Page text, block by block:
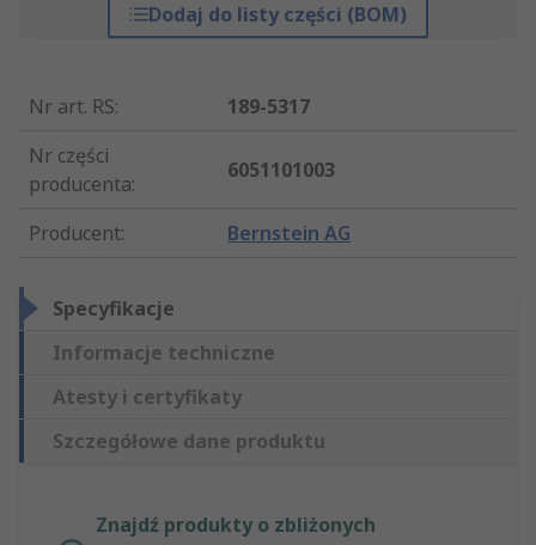
Dodaj do listy części (BOM)
Nr art. RS:
189-5317
Nr części
producenta:
6051101003
Producent: Bernstein AG
Specyfikacje
Informacje techniczne
Atesty i certyfikaty
Szczegółowe dane produktu
Znajdź produkty o zbliżonych